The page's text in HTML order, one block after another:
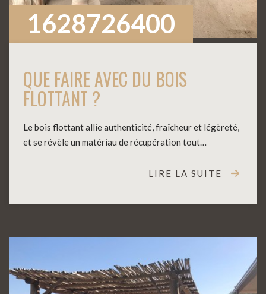
1628726400
QUE FAIRE AVEC DU BOIS
FLOTTANT ?
Le bois flottant allie authenticité, fraîcheur et légèreté,
et se révèle un matériau de récupération tout…
LIRE LA SUITE